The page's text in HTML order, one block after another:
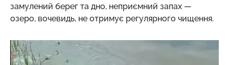
замулений берег та дно, неприємний запах —
озеро, вочевидь, не отримує регулярного чищення.